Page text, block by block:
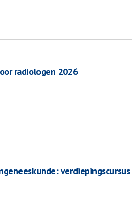
radiologen 2026